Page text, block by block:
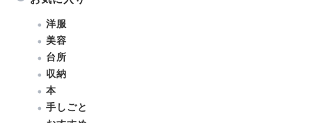
洋服
美容
台所
収納
本
手しごと